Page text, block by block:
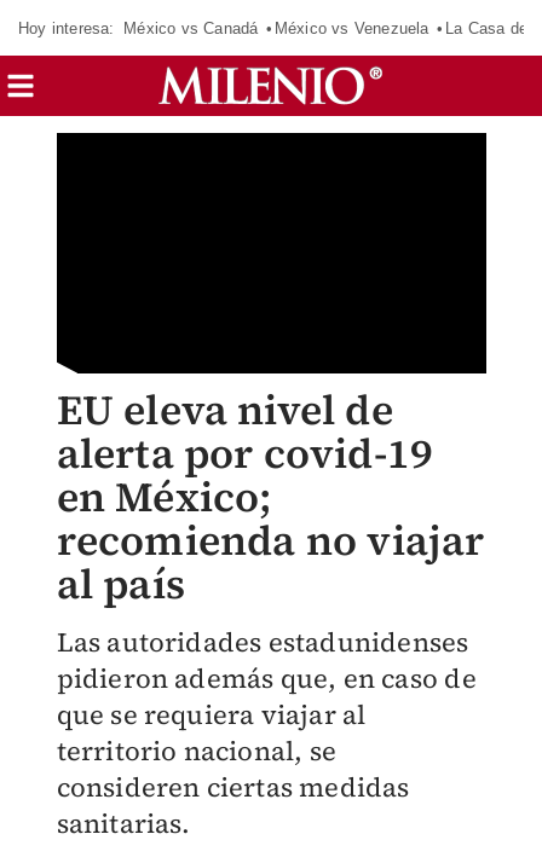
Hoy interesa: México vs Canadá México vs Venezuela La Casa de
EU eleva nivel de
alerta por covid-19
en México;
recomienda no viajar
al país
Las autoridades estadunidenses
pidieron además que, en caso de
que se requiera viajar al
territorio nacional, se
consideren ciertas medidas
sanitarias.